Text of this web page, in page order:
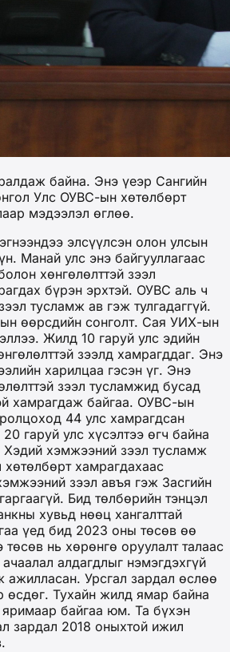
байна. Энэ үеэр Сангийн
Улс ОУВС-ын хөтөлбөрт
мэдээлэл өглөө.
элсүүлсэн олон улсын
Манай улс энэ байгууллагаас
хөнгөлөлттэй зээл
бүрэн эрхтэй. ОУВС аль ч
тусламж ав гэж тулгадаггүй.
өөрсдийн сонголт. Сая УИХ-ын
Жилд 10 гаруй улс эдийн
зээлд хамрагддаг. Энэ
харилцаа гэсэн үг. Энэ
зээл тусламжид бусад
хамрагдаж байгаа. ОУВС-ын
44 улс хамрагдсан
гаруй улс хүсэлтээ өгч байна
Хэдий хэмжээний зээл тусламж
хамрагдахаас
зээл авъя гэж Засгийн
Бид төлбөрийн тэнцэл
хувьд нөөц хангалттай
үед бид 2023 оны төсөв өө
нь хөрөнгө оруулалт талаас
алдагдлыг нэмэгдэхгүй
ажилласан. Урсгал зардал өслөө
өсдөг. Тухайн жилд ямар байна
яримаар байгаа юм. Та бүхэн
зардал 2018 оныхтой ижил